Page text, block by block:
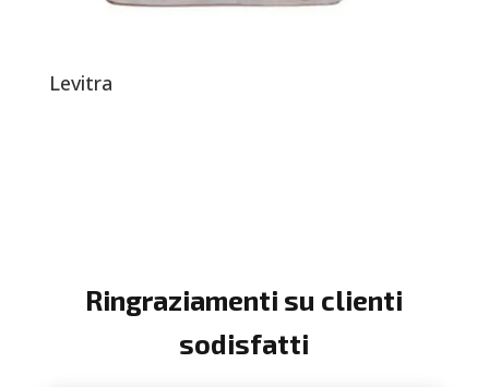
Levitra
Ringraziamenti su clienti
sodisfatti